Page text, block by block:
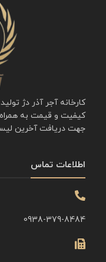
کارخانه آجر آذر دژ
کیفیت و قیمت به همراه
جهت دریافت آخرین
اطلاعات تماس
0938-379-8484